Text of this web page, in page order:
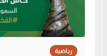
رياضية